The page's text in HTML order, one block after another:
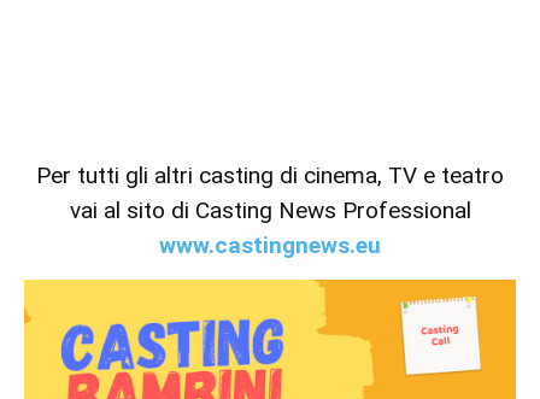
Per tutti gli altri casting di cinema, TV e teatro
vai al sito di Casting News Professional
www.castingnews.eu